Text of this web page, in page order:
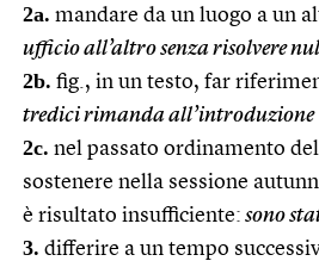
2a. mandare da un luogo a un
ufficio all’altro senza risolvere
2b. fig., in un testo, far
tredici rimanda all’introduzione
2c. nel passato ordinamento
sostenere nella sessione
è risultato insufficiente: sono
3. differire a un tempo